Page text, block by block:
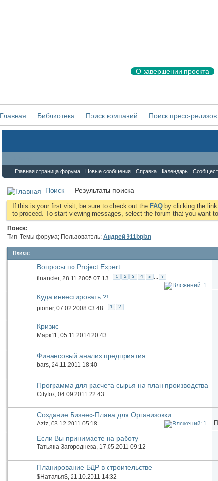
О завершении проекта
Главная Библиотека Поиск компаний Поиск пресс-релизов
Главная страница форума Новые сообщения Справка Календарь
Поиск Результаты поиска
If this is your first visit, be sure to check out the FAQ by clicking the
to proceed. To start viewing messages, select the forum that you want
Поиск:
Тип: Темы форума; Пользователь: Андрей 911bplan
Поиск:
Вопросы по Project Expert
financier, 28.11.2005 07:13 1 2 3 4 5 ... 9
Куда инвестировать ?!
pioner, 07.02.2008 03:48 1 2
Кризис
Марк11 , 05.11.2014 20:43
Финансовый анализ предприятия
bars, 24.11.2011 18:40
Программа для расчета сырья на план производства
Cityfox , 04.09.2011 22:43
Создание Бизнес-Плана для Организовки
Масштабной Вечеринки
Aziz, 03.12.2011 05:18
Если Вы принимаете на работу
Татьяна Загороднева, 17.05.2011 09:12
Планирование БДР в строительстве
$Наталья$ , 21.10.2011 14:32